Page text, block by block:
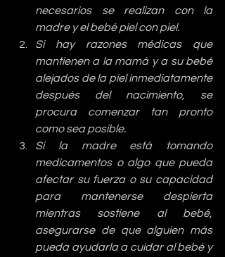
necesarios se realizan con la
madre y el bebé piel con piel.
Si hay razones médicas que
mantienen a la mamá y a su bebé
alejados de la piel inmediatamente
después del nacimiento, se
procura comenzar tan pronto
como sea posible.
Si la madre está tomando
medicamentos o algo que pueda
afectar su fuerza o su capacidad
para mantenerse despierta
mientras sostiene al bebé,
asegurarse de que alguien más
pueda ayudarla a cuidar al bebé y